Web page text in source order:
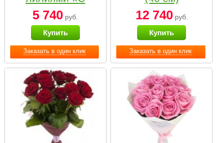
Заказать в один клик
наилучшими
пожеланиями»
5 740 руб.
Купить
Заказать в один клик
12 740руб.
Купить